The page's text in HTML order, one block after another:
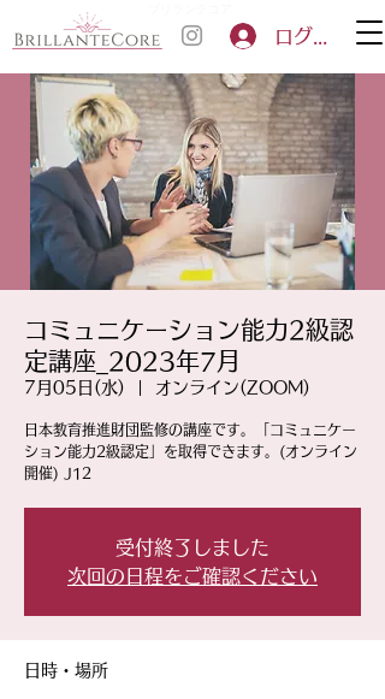
ログイン
コミュニケーション能力2級認
定講座_2023年7月
7月05日(水) オンライン(ZOOM)
日本教育推進財団監修の講座です。「コミュニケー
ション能力2級認定」を取得できます。(オンライン
開催) J12
受付終了しました
次回の日程をご確認ください
日時・場所